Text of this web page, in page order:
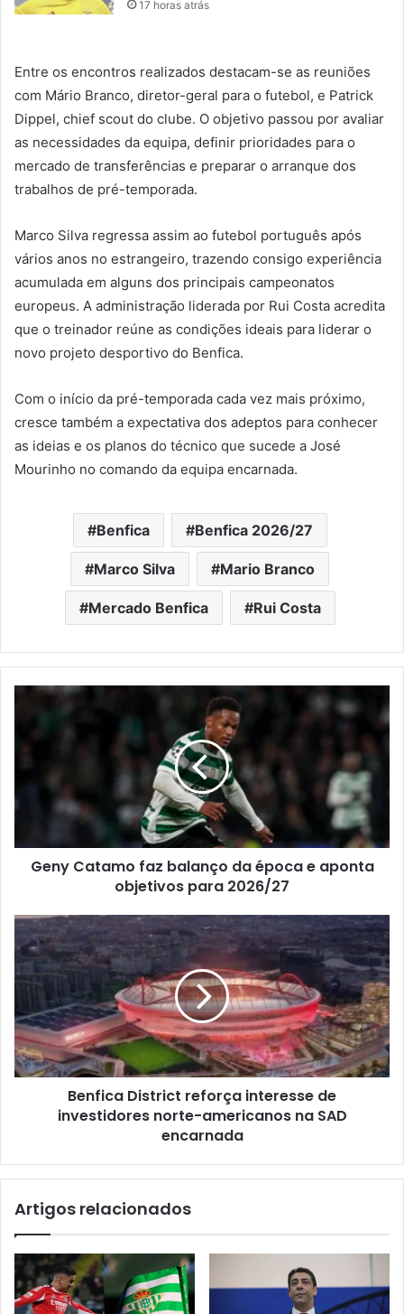
17 horas atrás
Entre os encontros realizados destacam-se as reuniões
com Mário Branco, diretor-geral para o futebol, e Patrick
Dippel, chief scout do clube. O objetivo passou por avaliar
as necessidades da equipa, definir prioridades para o
mercado de transferências e preparar o arranque dos
trabalhos de pré-temporada.
Marco Silva regressa assim ao futebol português após
vários anos no estrangeiro, trazendo consigo experiência
acumulada em alguns dos principais campeonatos
europeus. A administração liderada por Rui Costa acredita
que o treinador reúne as condições ideais para liderar o
novo projeto desportivo do Benfica.
Com o início da pré-temporada cada vez mais próximo,
cresce também a expectativa dos adeptos para conhecer
as ideias e os planos do técnico que sucede a José
Mourinho no comando da equipa encarnada.
Benfica Benfica 2026/27
Marco Silva Mario Branco
Mercado Benfica Rui Costa
Geny Catamo faz balanço da época e aponta
objetivos para 2026/27
Benfica District reforça interesse de
investidores norte-americanos na SAD
encarnada
Artigos relacionados